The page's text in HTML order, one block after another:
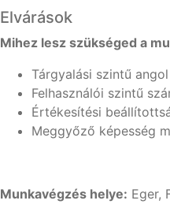
Elvárások
Mihez lesz szükséged a
Tárgyalási szintű
Felhasználói szintű
Értékesítési
Meggyőző képesség
Munkavégzés helye: Eger,